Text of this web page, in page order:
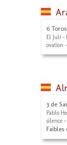
6
El Juli -
ovation
3 de
Pablo
silence
Faibles